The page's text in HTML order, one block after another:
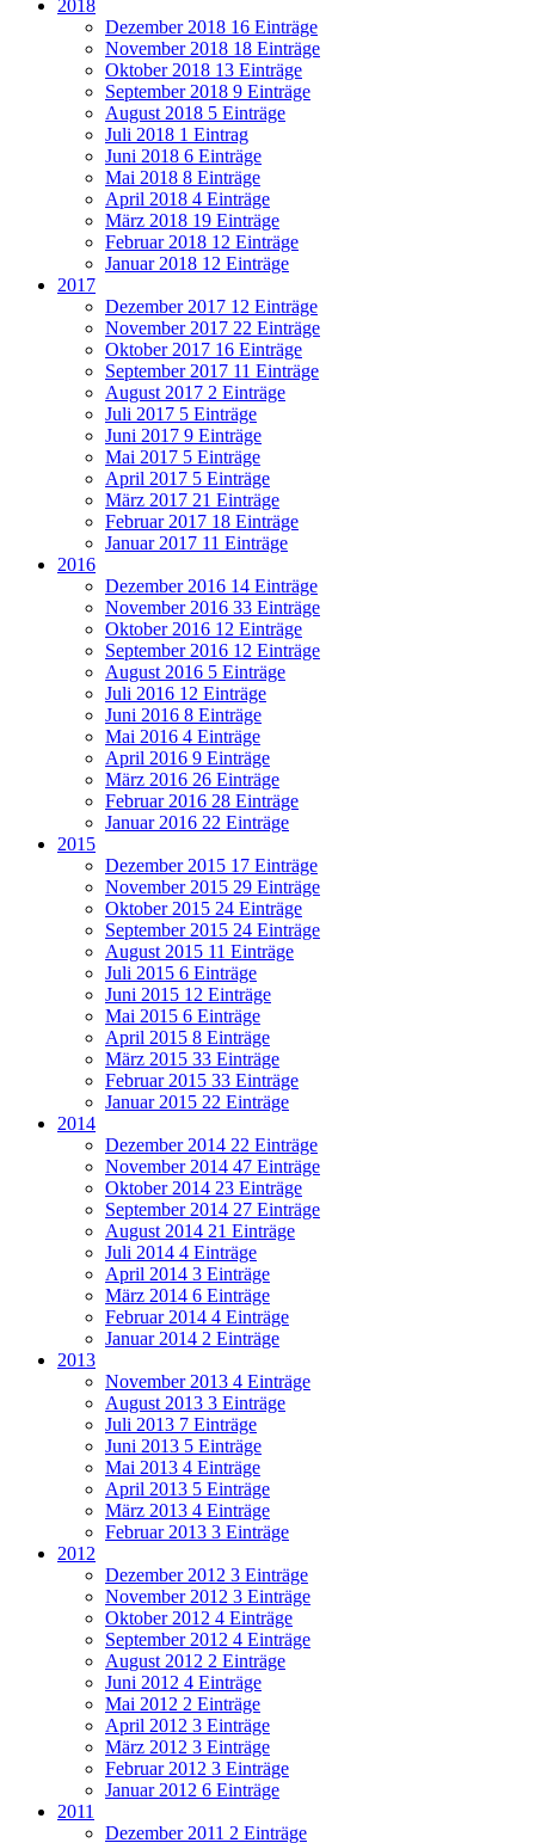
2018
Dezember 2018 16 Einträge
November 2018 18 Einträge
Oktober 2018 13 Einträge
September 2018 9 Einträge
August 2018 5 Einträge
Juli 2018 1 Eintrag
Juni 2018 6 Einträge
Mai 2018 8 Einträge
April 2018 4 Einträge
März 2018 19 Einträge
Februar 2018 12 Einträge
Januar 2018 12 Einträge
2017
Dezember 2017 12 Einträge
November 2017 22 Einträge
Oktober 2017 16 Einträge
September 2017 11 Einträge
August 2017 2 Einträge
Juli 2017 5 Einträge
Juni 2017 9 Einträge
Mai 2017 5 Einträge
April 2017 5 Einträge
März 2017 21 Einträge
Februar 2017 18 Einträge
Januar 2017 11 Einträge
2016
Dezember 2016 14 Einträge
November 2016 33 Einträge
Oktober 2016 12 Einträge
September 2016 12 Einträge
August 2016 5 Einträge
Juli 2016 12 Einträge
Juni 2016 8 Einträge
Mai 2016 4 Einträge
April 2016 9 Einträge
März 2016 26 Einträge
Februar 2016 28 Einträge
Januar 2016 22 Einträge
2015
Dezember 2015 17 Einträge
November 2015 29 Einträge
Oktober 2015 24 Einträge
September 2015 24 Einträge
August 2015 11 Einträge
Juli 2015 6 Einträge
Juni 2015 12 Einträge
Mai 2015 6 Einträge
April 2015 8 Einträge
März 2015 33 Einträge
Februar 2015 33 Einträge
Januar 2015 22 Einträge
2014
Dezember 2014 22 Einträge
November 2014 47 Einträge
Oktober 2014 23 Einträge
September 2014 27 Einträge
August 2014 21 Einträge
Juli 2014 4 Einträge
April 2014 3 Einträge
März 2014 6 Einträge
Februar 2014 4 Einträge
Januar 2014 2 Einträge
2013
November 2013 4 Einträge
August 2013 3 Einträge
Juli 2013 7 Einträge
Juni 2013 5 Einträge
Mai 2013 4 Einträge
April 2013 5 Einträge
März 2013 4 Einträge
Februar 2013 3 Einträge
2012
Dezember 2012 3 Einträge
November 2012 3 Einträge
Oktober 2012 4 Einträge
September 2012 4 Einträge
August 2012 2 Einträge
Juni 2012 4 Einträge
Mai 2012 2 Einträge
April 2012 3 Einträge
März 2012 3 Einträge
Februar 2012 3 Einträge
Januar 2012 6 Einträge
2011
Dezember 2011 2 Einträge